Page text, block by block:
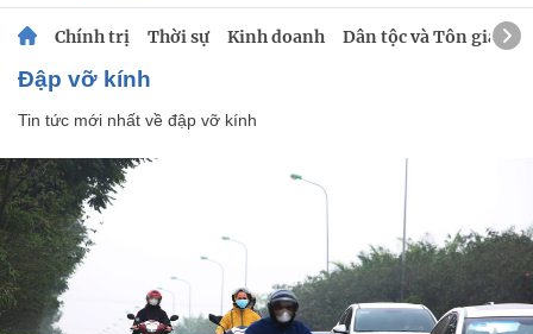
Chính trị Thời sự Kinh doanh Dân tộc và Tôn giáo
đập vỡ kính
Tin tức mới nhất về đập vỡ kính